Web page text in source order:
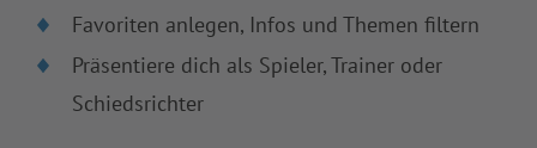
Favoriten anlegen, Infos und Themen filtern
Präsentiere dich als Spieler, Trainer oder
Schiedsrichter